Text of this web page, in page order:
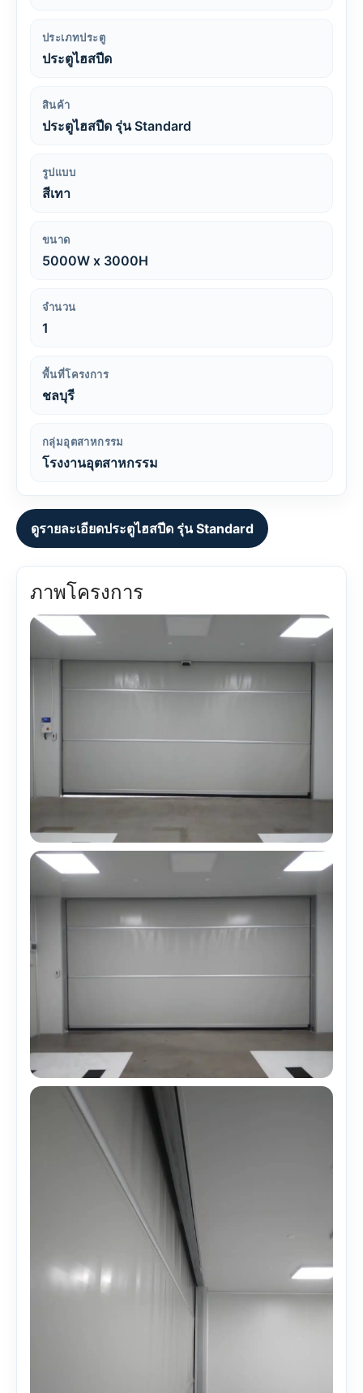
ประเภทประตู
ประตูไฮสปีด
สินค้า
ประตูไฮสปีด รุ่น Standard
รูปแบบ
สีเทา
ขนาด
5000W x 3000H
จำนวน
1
พื้นที่โครงการ
ชลบุรี
กลุ่มอุตสาหกรรม
โรงงานอุตสาหกรรม
ดูรายละเอียดประตูไฮสปีด รุ่น Standard
ภาพโครงการ